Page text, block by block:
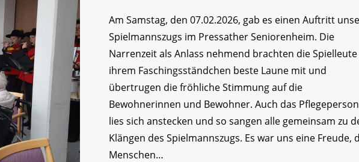
Am Samstag, den 07.02.2026, gab es einen Auftritt
Spielmannszugs im Pressather Seniorenheim. Die
Narrenzeit als Anlass nehmend brachten die
ihrem Faschingsständchen beste Laune mit und
übertrugen die fröhliche Stimmung auf die
Bewohnerinnen und Bewohner. Auch das
lies sich anstecken und so sangen alle gemeinsam zu
Klängen des Spielmannszugs. Es war uns eine Freude,
Menschen…